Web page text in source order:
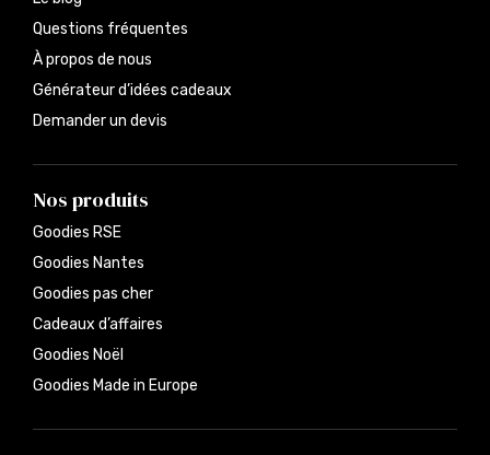
Questions fréquentes
À propos de nous
Générateur d’idées cadeaux
Demander un devis
Nos produits
Goodies RSE
Goodies Nantes
Goodies pas cher
Cadeaux d’affaires
Goodies Noël
Goodies Made in Europe